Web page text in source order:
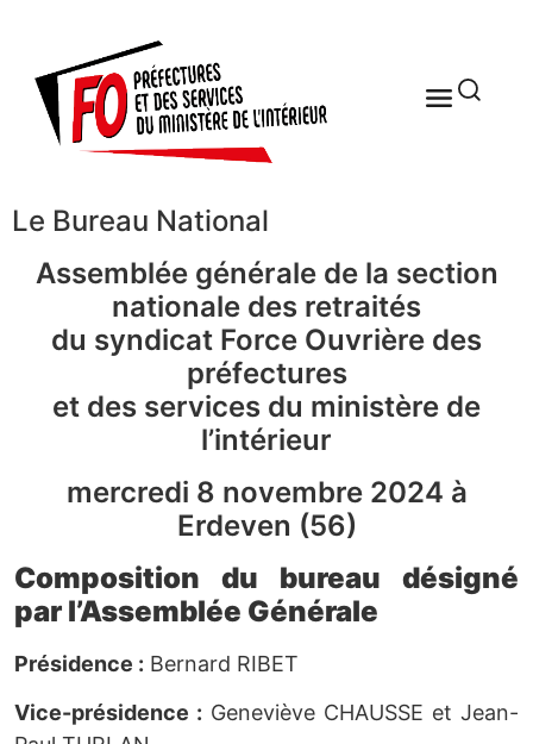
Le Bureau National
Assemblée générale de la section
nationale des retraités
du syndicat Force Ouvrière des
préfectures
et des services du ministère de
l’intérieur
mercredi 8 novembre 2024 à
Erdeven (56)
Composition du bureau désigné
par l’Assemblée Générale
Présidence : Bernard RIBET
Vice-présidence : Geneviève CHAUSSE et Jean-